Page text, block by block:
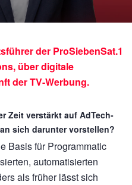
der ProSiebenSat.1
über digitale
der TV-Werbung.
Zeit verstärkt auf AdTech-
sich darunter vorstellen?
Basis für Programmatic
automatisierten
als früher lässt sich